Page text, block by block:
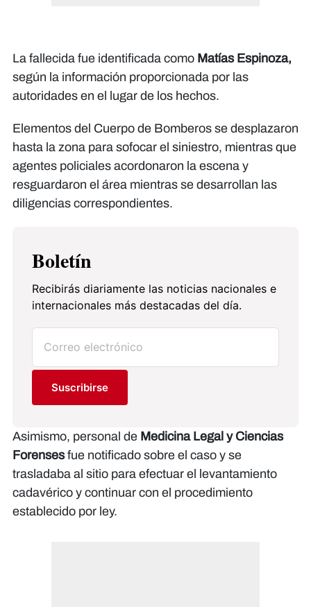
La fallecida fue identificada como Matías Espinoza,
según la información proporcionada por las
autoridades en el lugar de los hechos.
Elementos del Cuerpo de Bomberos se desplazaron
hasta la zona para sofocar el siniestro, mientras que
agentes policiales acordonaron la escena y
resguardaron el área mientras se desarrollan las
diligencias correspondientes.
Boletín
Recibirás diariamente las noticias nacionales e
internacionales más destacadas del día.
Suscribirse
Asimismo, personal de Medicina Legal y Ciencias
Forensesfue notificado sobre el caso y se
trasladaba al sitio para efectuar el levantamiento
cadavérico y continuar con el procedimiento
establecido por ley.